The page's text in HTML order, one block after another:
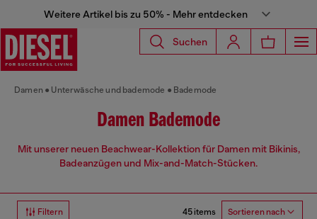
Weitere Artikel bis zu 50% - Mehr entdecken
Suchen
Damen Unterwäsche und bademode Bademode
Damen Bademode
Mit unserer neuen Beachwear-Kollektion für Damen mit Bikinis,
Badeanzügen und Mix-and-Match-Stücken.
Filtern 45 items Sortieren nach